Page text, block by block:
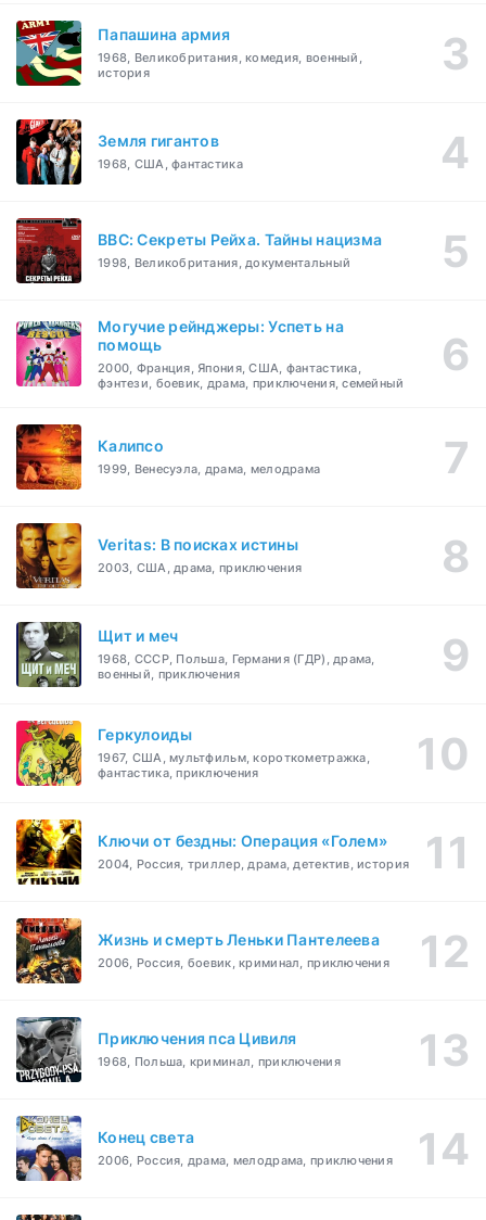
Папашина армия
1968, Великобритания, комедия, военный,
история
Земля гигантов
1968, США, фантастика
BBC: Секреты Рейха. Тайны нацизма
1998, Великобритания, документальный
Могучие рейнджеры: Успеть на
помощь
2000, Франция, Япония, США, фантастика,
фэнтези, боевик, драма, приключения, семейный
Калипсо
1999, Венесуэла, драма, мелодрама
Veritas: В поисках истины
2003, США, драма, приключения
Щит и меч
1968, СССР, Польша, Германия (ГДР), драма,
военный, приключения
Геркулоиды
1967, США, мультфильм, короткометражка,
фантастика, приключения
Ключи от бездны: Операция «Голем»
2004, Россия, триллер, драма, детектив, история
Жизнь и смерть Леньки Пантелеева
2006, Россия, боевик, криминал, приключения
Приключения пса Цивиля
1968, Польша, криминал, приключения
Конец света
2006, Россия, драма, мелодрама, приключения